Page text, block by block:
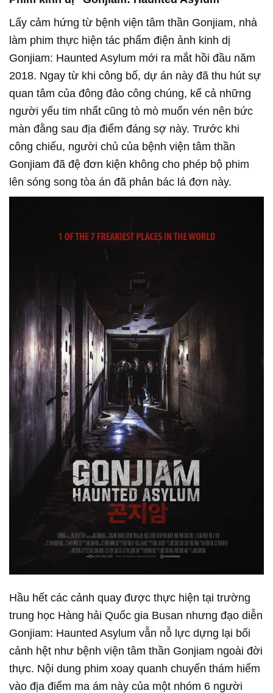
Lấy cảm hứng từ bệnh viện tâm thần Gonjiam, nhà
làm phim thực hiện tác phẩm điện ảnh kinh dị
Gonjiam: Haunted Asylum mới ra mắt hồi đầu năm
2018. Ngay từ khi công bố, dự án này đã thu hút sự
quan tâm của đông đảo công chúng, kể cả những
người yếu tim nhất cũng tò mò muốn vén nên bức
màn đằng sau địa điểm đáng sợ này. Trước khi
công chiếu, người chủ của bệnh viện tâm thần
Gonjiam đã đệ đơn kiện không cho phép bộ phim
lên sóng song tòa án đã phản bác lá đơn này.
Hầu hết các cảnh quay được thực hiện tại trường
trung học Hàng hải Quốc gia Busan nhưng đạo diễn
Gonjiam: Haunted Asylum vẫn nỗ lực dựng lại bối
cảnh hệt như bệnh viện tâm thần Gonjiam ngoài đời
thực. Nội dung phim xoay quanh chuyến thám hiểm
vào địa điểm ma ám này của một nhóm 6 người